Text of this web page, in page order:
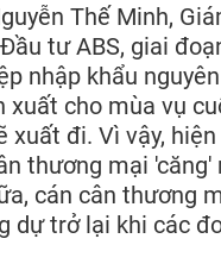
Thế Minh,
tư ABS, giai
nhập khẩu
xuất cho mùa vụ
xuất đi. Vì vậy,
thương mại 'căng'
cán cân thương
dự trở lại khi các